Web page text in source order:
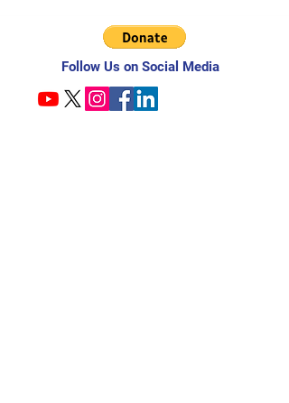
Follow Us on Social Media